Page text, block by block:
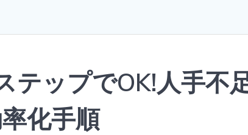
テップでOK!人手不
化手順